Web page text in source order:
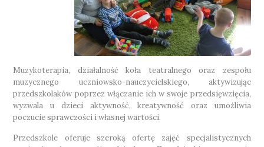
Muzykoterapia, działalność koła teatralnego oraz zespołu
muzycznego uczniowsko-nauczycielskiego, aktywizując
przedszkolaków poprzez włączanie ich w swoje przedsięwzięcia,
wyzwala u dzieci aktywność, kreatywność oraz umożliwia
poczucie sprawczości i własnej wartości.
Przedszkole oferuje szeroką ofertę zajęć specjalistycznych